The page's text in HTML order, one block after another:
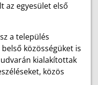
az egyesület első
a település
közösségüket is
kialakítottak
közös